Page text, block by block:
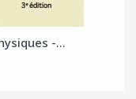
-...